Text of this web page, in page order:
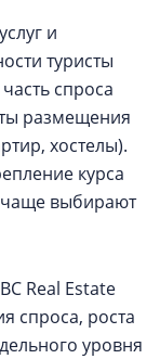
и
туристы
спроса
размещения
хостелы).
курса
чаще выбирают
Real Estate
спроса, роста
уровня